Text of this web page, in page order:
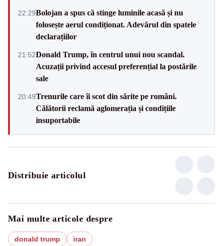
22:29Bolojan a spus că stinge luminile acasă și nu
folosește aerul condiționat. Adevărul din spatele
declarațiilor
21:52Donald Trump, în centrul unui nou scandal.
Acuzații privind accesul preferențial la postările
sale
20:49Trenurile care îi scot din sărite pe români.
Călătorii reclamă aglomerația și condițiile
insuportabile
Distribuie articolul
Mai multe articole despre
donald trump iran